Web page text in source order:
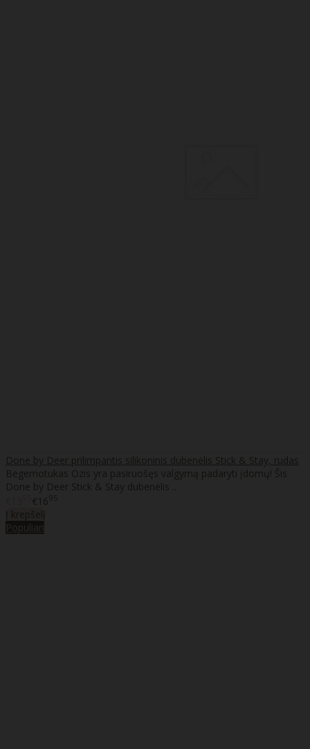
Done by Deer prilimpantis silikoninis dubenėlis Stick & Stay, rudas
Begemotukas Ozis yra pasiruošęs valgymą padaryti įdomų! Šis
Done by Deer Stick & Stay dubenėlis ..
€1695
Populiari